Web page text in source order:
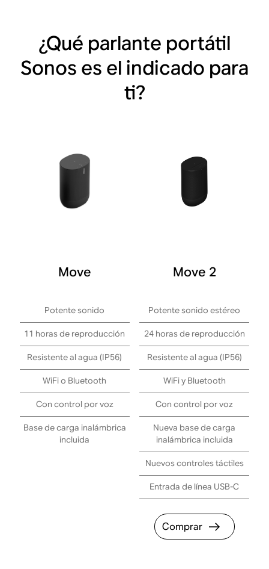
¿Qué parlante portátil
Sonos es el indicado para
ti?
Move
Potente sonido
11 horas de reproducción
Resistente al agua (IP56)
WiFi o Bluetooth
Con control por voz
Base de carga inalámbrica
incluida
Move 2
Potente sonido estéreo
24 horas de reproducción
Resistente al agua (IP56)
WiFi y Bluetooth
Con control por voz
Nueva base de carga
inalámbrica incluida
Nuevos controles táctiles
Entrada de línea USB-C
Comprar